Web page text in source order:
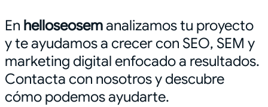
En helloseosemanalizamos tu proyecto
y te ayudamos a crecer con SEO, SEM y
marketing digital enfocado a resultados.
Contacta con nosotros y descubre
cómo podemos ayudarte.